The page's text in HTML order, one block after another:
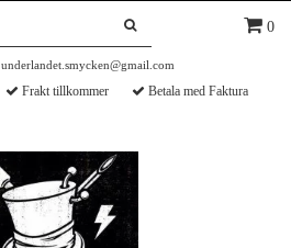
0
underlandet.smycken@gmail.com
Frakt tillkommer Betala med Faktura